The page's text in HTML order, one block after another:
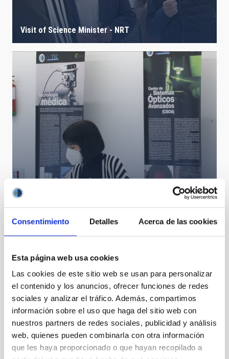
Consentimiento Detalles Acerca de las cookies
Esta página web usa cookies
Las cookies de este sitio web se usan para personalizar
el contenido y los anuncios, ofrecer funciones de redes
sociales y analizar el tráfico. Además, compartimos
información sobre el uso que haga del sitio web con
nuestros partners de redes sociales, publicidad y análisis
web, quienes pueden combinarla con otra información
que les haya proporcionado o que hayan recopilado a
Visit of Science Minister - NRT
Diana Morant presides over the Governing Council of
the IAC